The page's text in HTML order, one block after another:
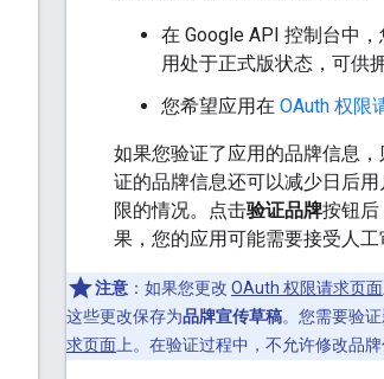
在 Google API 控制台中
用处于正式版状态，可供
您希望应用在 OAuth 权限
如果您验证了应用的品牌信息
证的品牌信息还可以减少日后
限的情况。点击验证品牌按钮后
果，您的应用可能需要接受人
注意 ：如果您更改 OAuth 权限请求页面
这些更改保存为品牌宣传草稿。您需要验
求页面 上。在验证过程中，不允许修改品